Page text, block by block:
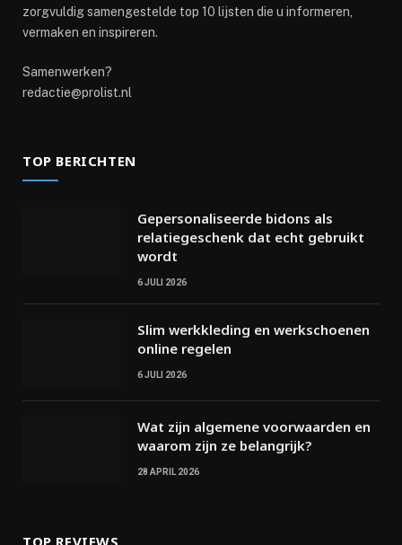
zorgvuldig samengestelde top 10 lijsten die u informeren,
vermaken en inspireren.
Samenwerken?
redactie@prolist.nl
TOP BERICHTEN
Gepersonaliseerde bidons als
relatiegeschenk dat echt gebruikt
wordt
6 JULI 2026
Slim werkkleding en werkschoenen
online regelen
6 JULI 2026
Wat zijn algemene voorwaarden en
waarom zijn ze belangrijk?
28 APRIL 2026